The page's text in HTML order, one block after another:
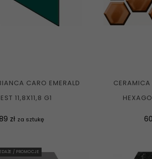
CARO EMERALD
11,8X11,8 G1
zł za sztukę
/ PROMOCJE